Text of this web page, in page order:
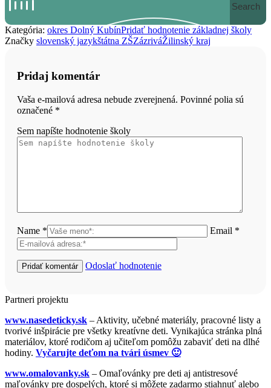
Search
Kategória: okres Dolný KubínPridať hodnotenie základnej školy
Značky slovenský jazykštátna ZŠZázriváŽilinský kraj
Pridaj komentár
Vaša e-mailová adresa nebude zverejnená. Povinné polia sú
označené *
Sem napíšte hodnotenie školy
Name * Email *
Odoslať hodnotenie
Partneri projektu
www.nasedeticky.sk – Aktivity, učebné materiály, pracovné listy a
tvorivé inšpirácie pre všetky kreatívne deti. Vynikajúca stránka plná
materiálov, ktoré rodičom aj učiteľom pomôžu zabaviť deti na dlhé
hodiny. Vyčarujte deťom na tvári úsmev 🙂
www.omalovanky.sk – Omaľovánky pre deti aj antistresové
maľovánky pre dospelých, ktoré si môžete zadarmo stiahnuť alebo